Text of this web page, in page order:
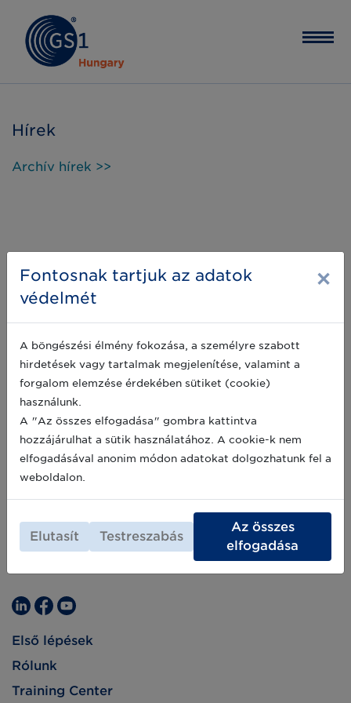
Hírek
Archív hírek >>
Első lépések
Rólunk
Training Center
Fontosnak tartjuk az adatok
védelmét
×
A böngészési élmény fokozása, a személyre szabott
hirdetések vagy tartalmak megjelenítése, valamint a
forgalom elemzése érdekében sütiket (cookie)
használunk.
A "Az összes elfogadása" gombra kattintva
hozzájárulhat a sütik használatához. A cookie-k nem
elfogadásával anonim módon adatokat dolgozhatunk fel a
weboldalon.
Elutasít Testreszabás
Az összes
elfogadása